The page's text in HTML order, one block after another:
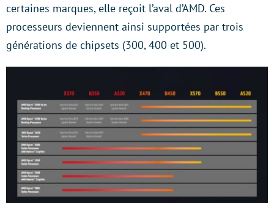
certaines marques, elle reçoit l’aval d’AMD. Ces
processeurs deviennent ainsi supportées par trois
générations de chipsets (300, 400 et 500).